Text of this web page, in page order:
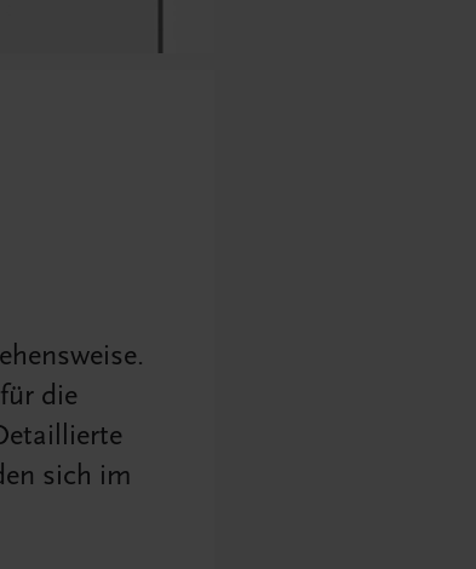
die
sich im